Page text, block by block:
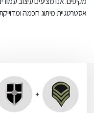
אסטרטגיית מיתוג חכמה